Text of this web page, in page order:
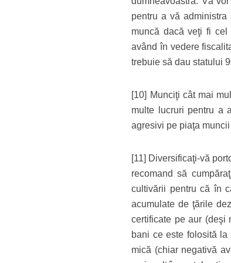
pentru a vă
muncă dacă veţi fi cel
având în vedere
trebuie să dau statului
[10] Munciţi cât mai
multe lucruri pentru a
agresivi pe piaţa
[11] Diversificaţi-vă
recomand să
cultivării pentru că în
acumulate de ţările
certificate pe aur (deşi
bani ce este folosită la
mică (chiar negativă